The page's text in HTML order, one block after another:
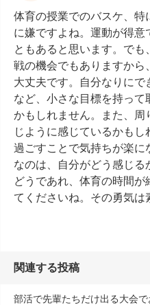
体育の授業でのバスケ、特
に嫌ですよね。運動が得意
ともあると思います。で
戦の機会でもありますから
大丈夫です。自分なりにで
など、小さな目標を持って
かもしれません。また、周
じように感じているかも
過ごすことで気持ちが楽に
なのは、自分がどう感じ
どうであれ、体育の時間
てくださいね。その勇気は
関連する投稿
部活で先輩たちだけ出る大会